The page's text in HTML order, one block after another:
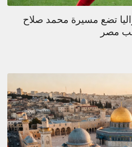
تضع مسيرة محمد صلاح
مصر